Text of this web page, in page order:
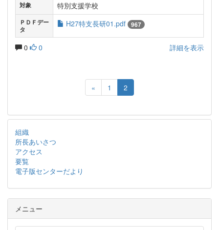
対象 特別支援学校
ＰＤＦデー
タ
H27特支長研01.pdf 967
0 0 詳細を表示
« 1 2
組織
所長あいさつ
アクセス
要覧
電子版センターだより
メニュー